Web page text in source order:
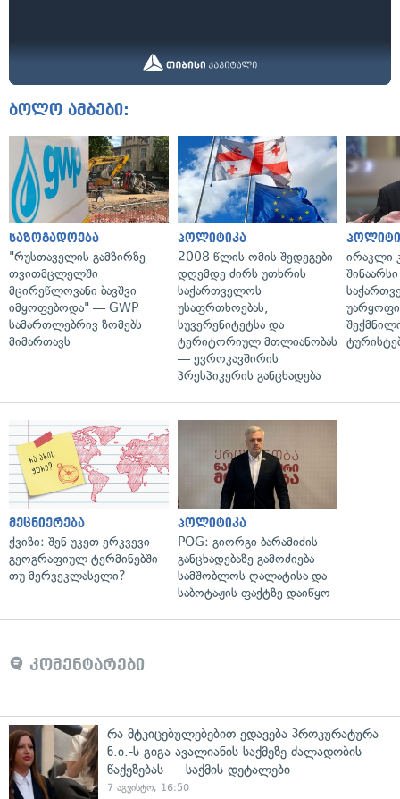
ბოლო ამბები:
საზოგადოება
"რუსთაველის გამზირზე
თვითმცლელში
მცირეწლოვანი ბავშვი
იმყოფებოდა" — GWP
სამართლებრივ ზომებს
მიმართავს
პოლიტიკა
2008 წლის ომის შედეგები
დღემდე ძირს უთხრის
საქართველოს
უსაფრთხოებას,
სუვერენიტეტსა და
ტერიტორიულ მთლიანობას
— ევროკავშირის
პრესპიკერის განცხადება
ირაკლი
მეცნიერება
ქვიზი: შენ უკეთ ერკვევი
გეოგრაფიულ ტერმინებში
თუ მერვეკლასელი?
პოლიტიკა
POG: გიორგი ბარამიძის
განცხადებაზე გამოძიება
სამშობლოს ღალატისა და
საბოტაჟის ფაქტზე დაიწყო
კომენტარები
რა მტკიცებულებებით ედავება პროკურატურა
ნ.ი.-ს გიგა ავალიანის საქმეზე ძალადობის
წაქეზებას — საქმის დეტალები
7 აგვისტო, 16:50